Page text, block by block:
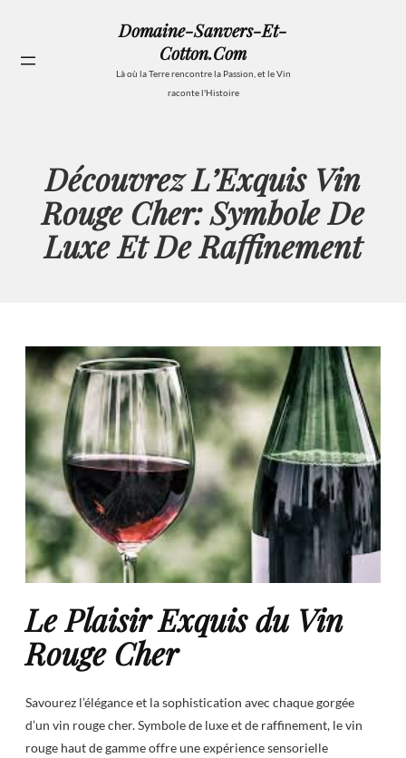
contenu
Domaine-Sanvers-Et-
Cotton.com
Là où la Terre rencontre la Passion, et le Vin
raconte l'Histoire
Découvrez L’Exquis Vin
Rouge Cher: Symbole De
Luxe Et De Raffinement
Le Plaisir Exquis du Vin
Rouge Cher
Savourez l’élégance et la sophistication avec chaque gorgée
d’un vin rouge cher. Symbole de luxe et de raffinement, le vin
rouge haut de gamme offre une expérience sensorielle